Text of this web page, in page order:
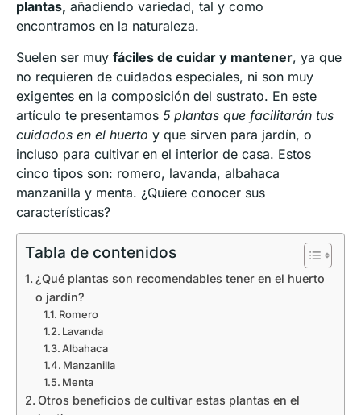
plantas, añadiendo variedad, tal y como
encontramos en la naturaleza.
Suelen ser muy fáciles de cuidar y mantener, ya que
no requieren de cuidados especiales, ni son muy
exigentes en la composición del sustrato. En este
artículo te presentamos 5 plantas que facilitarán tus
cuidados en el huerto y que sirven para jardín, o
incluso para cultivar en el interior de casa. Estos
cinco tipos son: romero, lavanda, albahaca
manzanilla y menta. ¿Quiere conocer sus
características?
Tabla de contenidos
¿Qué plantas son recomendables tener en el huerto
o jardín?
Romero
Lavanda
Albahaca
Manzanilla
Menta
Otros beneficios de cultivar estas plantas en el